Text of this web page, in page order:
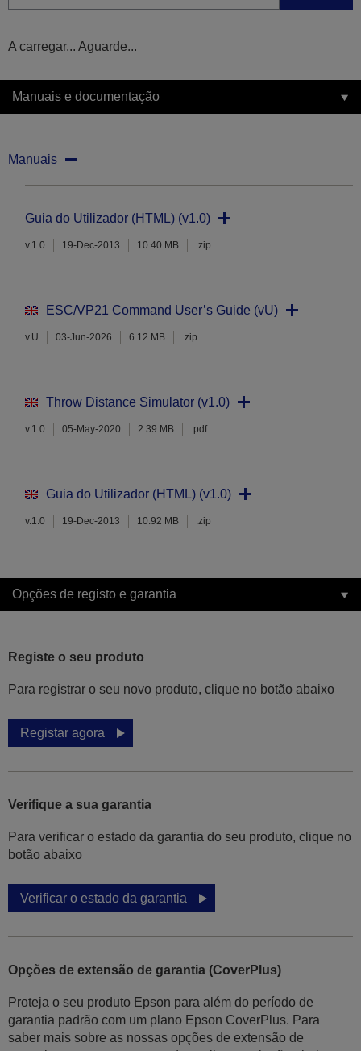
A carregar... Aguarde...
Manuais e documentação
Manuais
Guia do Utilizador (HTML) (v1.0)
v.1.0 19-Dec-2013 10.40 MB .zip
ESC/VP21 Command User’s Guide (vU)
v.U 03-Jun-2026 6.12 MB .zip
Throw Distance Simulator (v1.0)
v.1.0 05-May-2020 2.39 MB .pdf
Guia do Utilizador (HTML) (v1.0)
v.1.0 19-Dec-2013 10.92 MB .zip
Opções de registo e garantia
Registe o seu produto
Para registrar o seu novo produto, clique no botão abaixo
Registar agora
Verifique a sua garantia
Para verificar o estado da garantia do seu produto, clique no
botão abaixo
Verificar o estado da garantia
Opções de extensão de garantia (CoverPlus)
Proteja o seu produto Epson para além do período de
garantia padrão com um plano Epson CoverPlus. Para
saber mais sobre as nossas opções de extensão de